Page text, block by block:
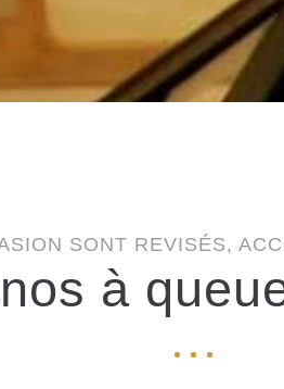
SONT REVISÉS,
à